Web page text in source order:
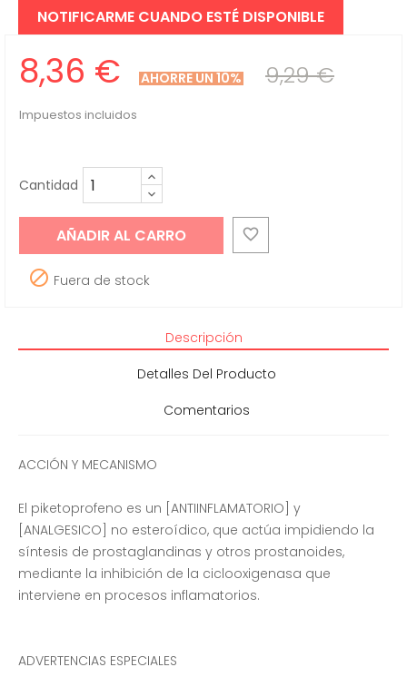
NOTIFICARME CUANDO ESTÉ DISPONIBLE
8,36 € AHORRE UN 10% 9,29 €
Impuestos incluidos
Cantidad
AÑADIR AL CARRO 
 Fuera de stock
Descripción
Detalles Del Producto
Comentarios
ACCIÓN Y MECANISMO
El piketoprofeno es un [ANTIINFLAMATORIO] y
[ANALGESICO] no esteroídico, que actúa impidiendo la
síntesis de prostaglandinas y otros prostanoides,
mediante la inhibición de la ciclooxigenasa que
interviene en procesos inflamatorios.
ADVERTENCIAS ESPECIALES